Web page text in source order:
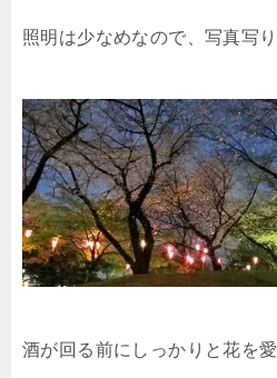
照明は少なめなので、写真写
酒が回る前にしっかりと花を